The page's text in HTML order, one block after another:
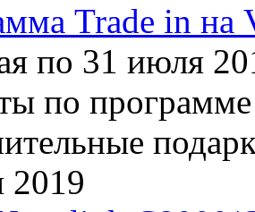
Trade in на
по 31 июля
по
2019